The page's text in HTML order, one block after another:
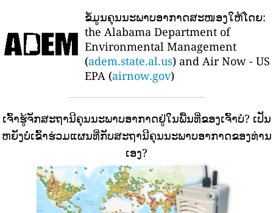
ຂໍ້ມູນຄຸນນະພາບອາກາດສະໜອງໃຫ້ໂດຍ:
the Alabama Department of
Environmental Management
(adem.state.al.us) and Air Now - US
EPA (airnow.gov)
ເຈົ້າຮູ້ຈັກສະຖານີຄຸນນະພາບອາກາດຢູ່ໃນພື້ນທີ່ຂອງເຈົ້າບໍ? ເປັນ
ຫຍັງບໍ່ເຂົ້າຮ່ວມແຜນທີ່ກັບສະຖານີຄຸນນະພາບອາກາດຂອງທ່ານ
ເອງ?